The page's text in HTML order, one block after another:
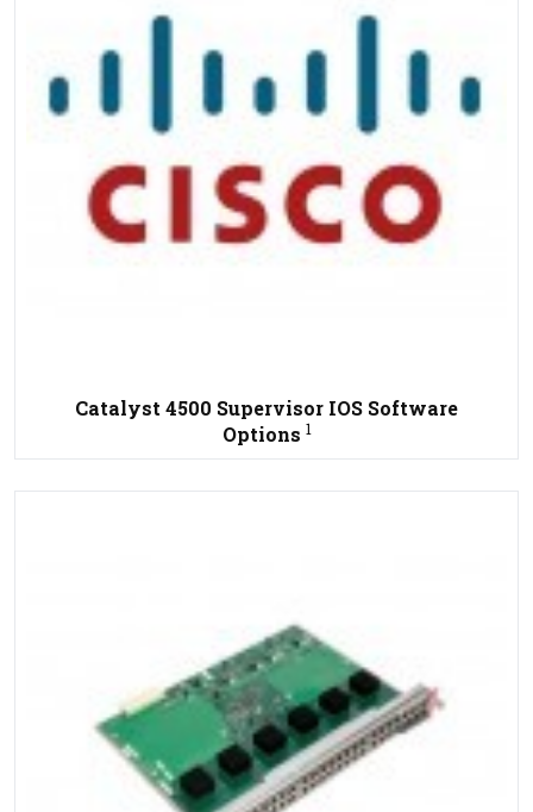
Catalyst 4500 Supervisor IOS Software
Options 1